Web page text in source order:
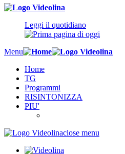
Leggi il quotidiano
Menu
Home
TG
Programmi
RISINTONIZZA
PIU'
close menu